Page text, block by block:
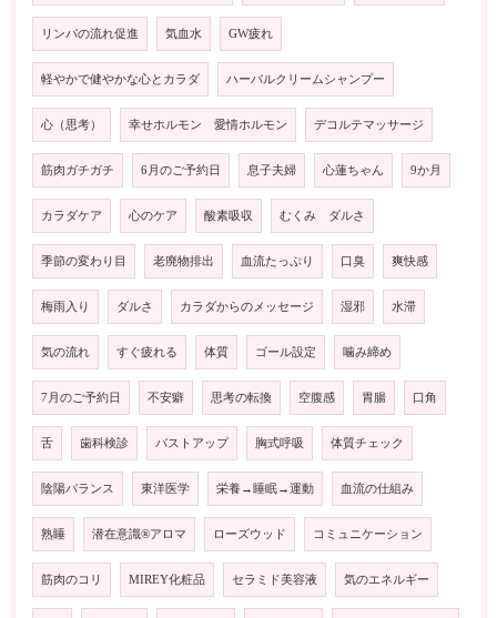
リンパの流れ促進 気血水 GW疲れ
軽やかで健やかな心とカラダ ハーバルクリームシャンプー
心（思考） 幸せホルモン 愛情ホルモン デコルテマッサージ
筋肉ガチガチ 6月のご予約日 息子夫婦 心蓮ちゃん 9か月
カラダケア 心のケア 酸素吸収 むくみ ダルさ
季節の変わり目 老廃物排出 血流たっぷり 口臭 爽快感
梅雨入り ダルさ カラダからのメッセージ 湿邪 水滞
気の流れ すぐ疲れる 体質 ゴール設定 噛み締め
7月のご予約日 不安癖 思考の転換 空腹感 胃腸 口角
舌 歯科検診 バストアップ 胸式呼吸 体質チェック
陰陽バランス 東洋医学 栄養→睡眠→運動 血流の仕組み
熟睡 潜在意識®️アロマ ローズウッド コミュニケーション
筋肉のコリ MIREY化粧品 セラミド美容液 気のエネルギー